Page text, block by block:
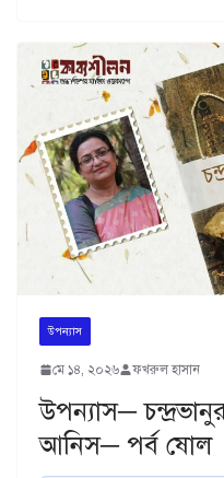
উপন্যাস
মে ১৪, ২০২৬ ফখরুল হাসান
উপন্যাস─
আনিস─ পর্ব ষোল